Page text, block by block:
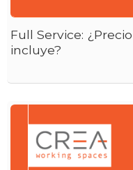
Full Service:
incluye?